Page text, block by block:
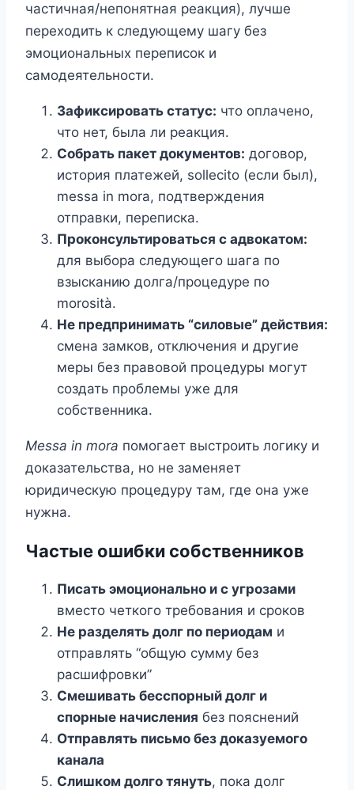
частичная/непонятная реакция), лучше
переходить к следующему шагу без
эмоциональных переписок и
самодеятельности.
Зафиксировать статус: что оплачено,
что нет, была ли реакция.
Собрать пакет документов: договор,
история платежей, sollecito (если был),
messa in mora, подтверждения
отправки, переписка.
Проконсультироваться с адвокатом:
для выбора следующего шага по
взысканию долга/процедуре по
morosità.
Не предпринимать “силовые” действия:
смена замков, отключения и другие
меры без правовой процедуры могут
создать проблемы уже для
собственника.
Messa in mora помогает выстроить логику и
доказательства, но не заменяет
юридическую процедуру там, где она уже
нужна.
Частые ошибки собственников
Писать эмоционально и с угрозами
вместо четкого требования и сроков
Не разделять долг по периодам и
отправлять “общую сумму без
расшифровки”
Смешивать бесспорный долг и
спорные начисления без пояснений
Отправлять письмо без доказуемого
канала
Слишком долго тянуть, пока долг